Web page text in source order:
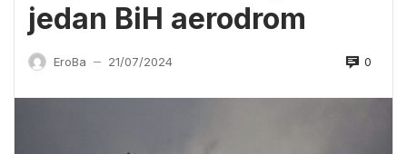
jedan BiH aerodrom
EroBa — 21/07/2024 0